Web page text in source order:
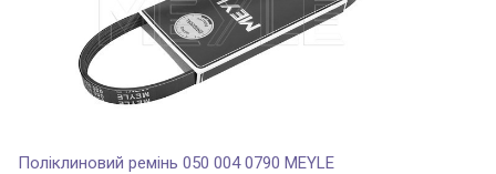
Поліклиновий ремінь 050 004 0790 MEYLE